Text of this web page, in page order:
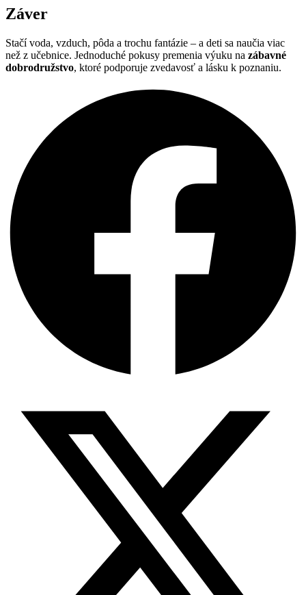
Záver
Stačí voda, vzduch, pôda a trochu fantázie – a deti sa naučia viac
než z učebnice. Jednoduché pokusy premenia výuku na zábavné
dobrodružstvo, ktoré podporuje zvedavosť a lásku k poznaniu.